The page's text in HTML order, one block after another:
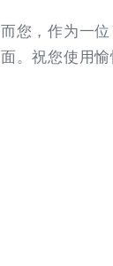
而您，作为一
面。祝您使用愉